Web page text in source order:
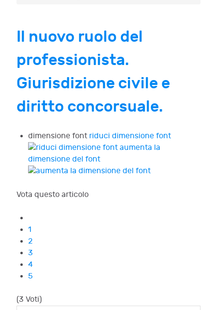
Il nuovo ruolo del
professionista.
Giurisdizione civile e
diritto concorsuale.
dimensione font riduci dimensione font
aumenta la
dimensione del font
Vota questo articolo
1
2
3
4
5
(3 Voti)